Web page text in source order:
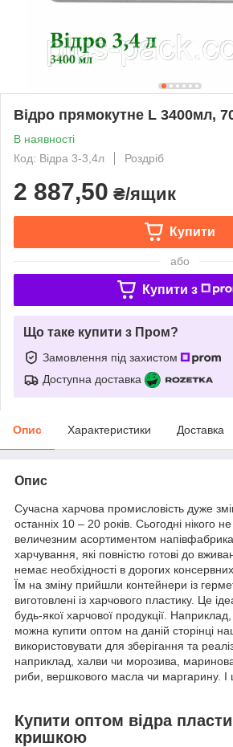
Відро прямокутне L 3400мл,
В наявності
Код: Відра 3-3,4л
Роздріб
2 887,50 ₴/ящик
Купити
або
Купити з
Що таке купити з Пром?
Замовлення під захистом
Доступна доставка
Опис Характеристики Доставка
Опис
Сучасна харчова промисловість дуже
останніх 10 – 20 років. Сьогодні нікого
величезним асортиментом
харчування, які повністю готові до
немає необхідності в дорогих
Їм на зміну прийшли контейнери із
виготовлені із харчового пластику. Це
будь-якої харчової продукції. Наприклад,
можна купити оптом на даній сторінці
використовувати для зберігання та
наприклад, халви чи морозива,
риби, вершкового масла чи маргарину. І
Купити оптом відра
кришкою